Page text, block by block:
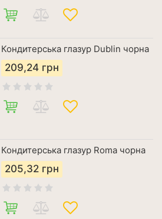
Кондитерська глазур Dublin чорна
209,24 грн
Кондитерська глазур Roma чорна
205,32 грн